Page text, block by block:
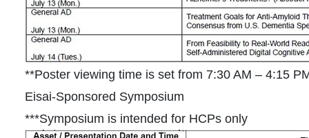
**Poster viewing time is set from 7:30 AM – 4:15
Eisai-Sponsored Symposium
***Symposium is intended for HCPs only